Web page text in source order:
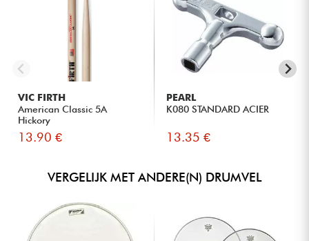
VIC FIRTH
American Classic 5A
Hickory
13.90 €
PEARL
K080 STANDARD ACIER
13.35 €
VERGELIJK MET ANDERE(N) DRUMVEL